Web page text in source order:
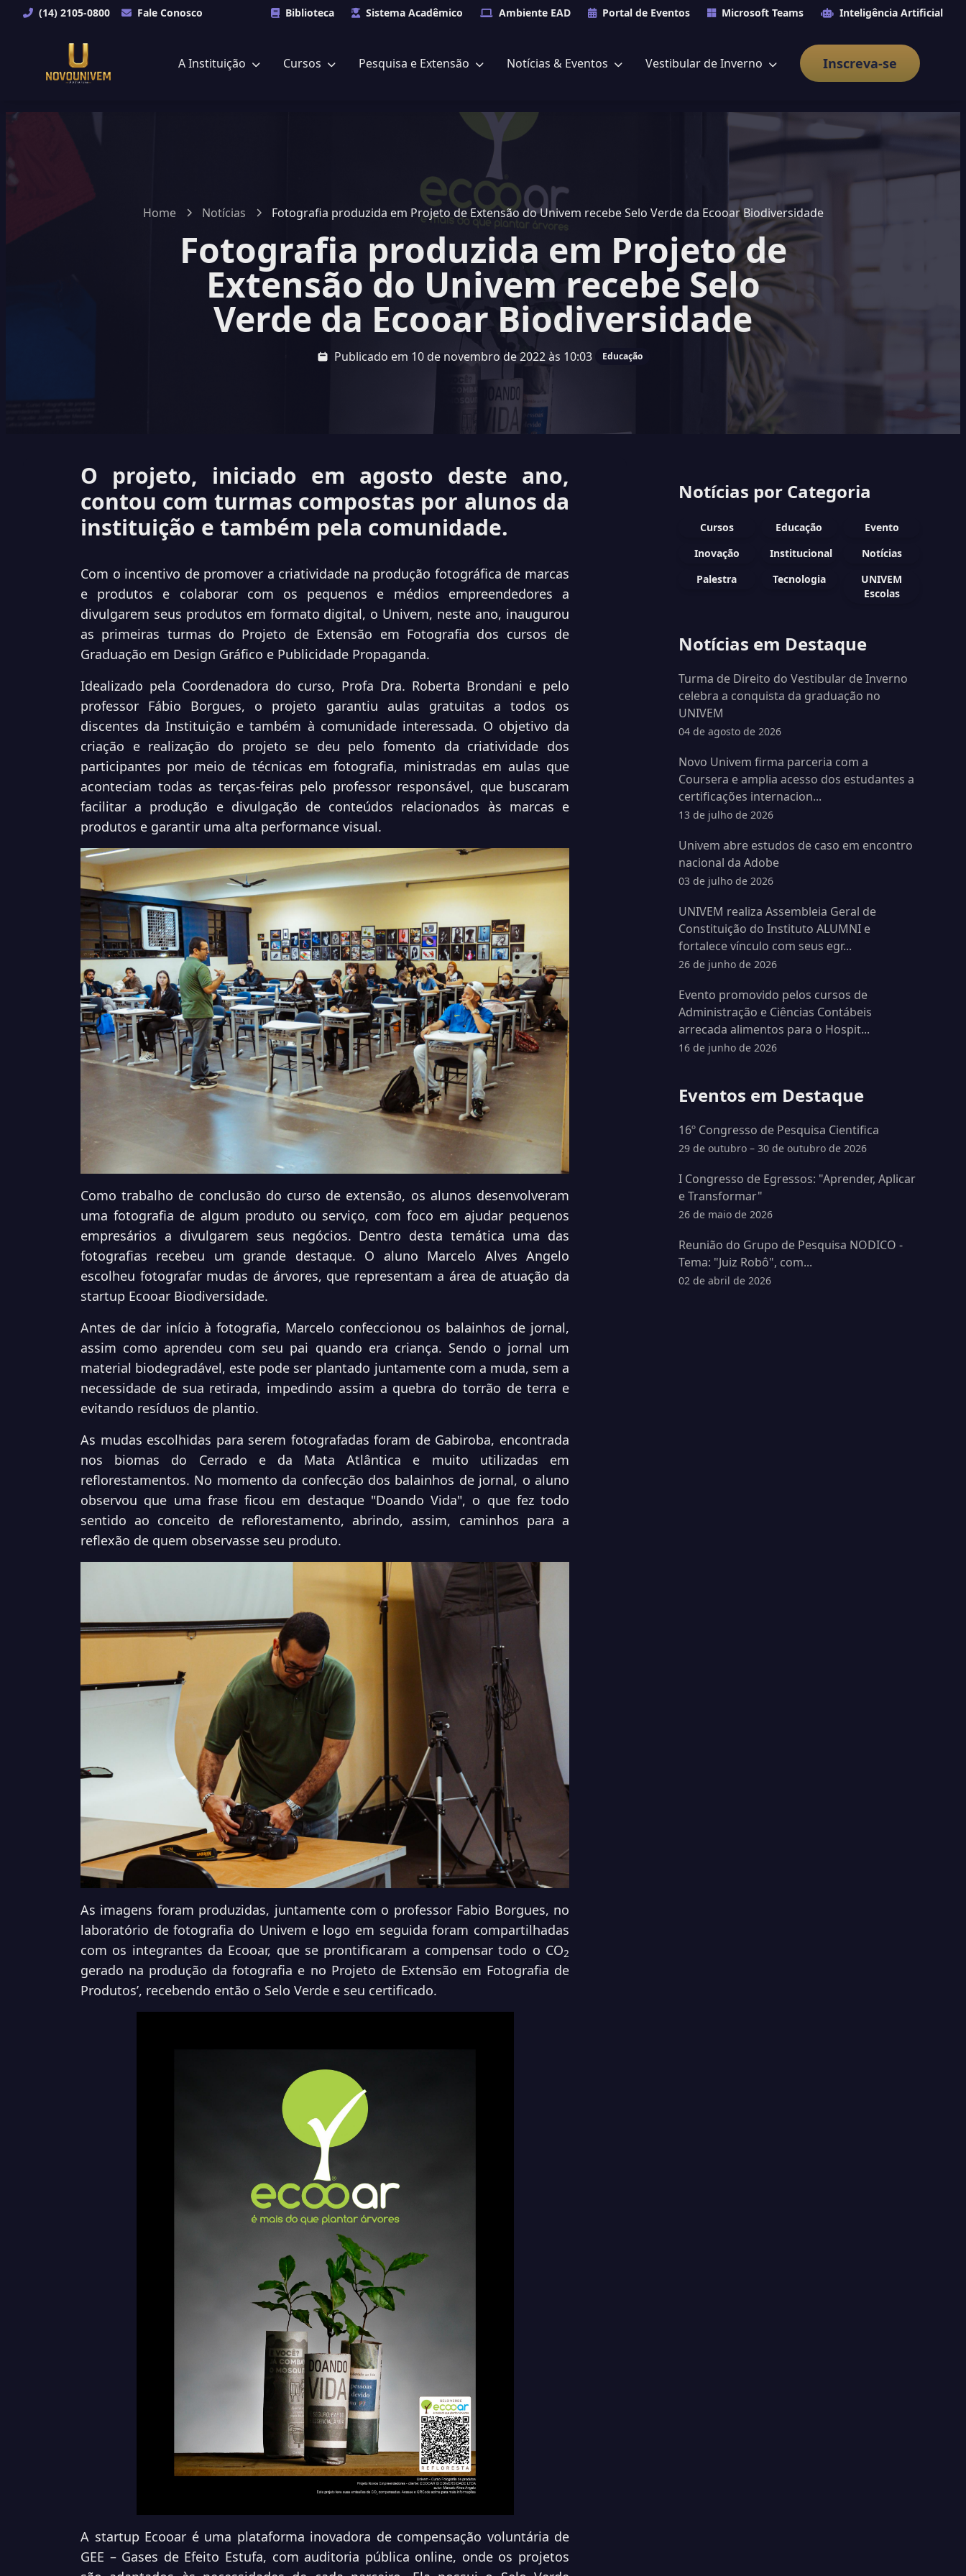
(14) 2105-0800 Fale Conosco Biblioteca Sistema Acadêmico Ambiente EAD Portal de Eventos Microsoft Teams Inteligência Artificial
A Instituição Cursos Pesquisa e Extensão Notícias & Eventos Vestibular de Inverno Inscreva-se
Home Notícias Fotografia produzida em Projeto de Extensão do Univem recebe Selo Verde da Ecooar Biodiversidade
Fotografia produzida em Projeto de
Extensão do Univem recebe Selo
Verde da Ecooar Biodiversidade
Publicado em 10 de novembro de 2022 às 10:03 Educação
O projeto, iniciado em agosto deste ano,
contou com turmas compostas por alunos da
instituição e também pela comunidade.
Com o incentivo de promover a criatividade na produção fotográfica de marcas
e produtos e colaborar com os pequenos e médios empreendedores a
divulgarem seus produtos em formato digital, o Univem, neste ano, inaugurou
as primeiras turmas do Projeto de Extensão em Fotografia dos cursos de
Graduação em Design Gráfico e Publicidade Propaganda.
Idealizado pela Coordenadora do curso, Profa Dra. Roberta Brondani e pelo
professor Fábio Borgues, o projeto garantiu aulas gratuitas a todos os
discentes da Instituição e também à comunidade interessada. O objetivo da
criação e realização do projeto se deu pelo fomento da criatividade dos
participantes por meio de técnicas em fotografia, ministradas em aulas que
aconteciam todas as terças-feiras pelo professor responsável, que buscaram
facilitar a produção e divulgação de conteúdos relacionados às marcas e
produtos e garantir uma alta performance visual.
Como trabalho de conclusão do curso de extensão, os alunos desenvolveram
uma fotografia de algum produto ou serviço, com foco em ajudar pequenos
empresários a divulgarem seus negócios. Dentro desta temática uma das
fotografias recebeu um grande destaque. O aluno Marcelo Alves Angelo
escolheu fotografar mudas de árvores, que representam a área de atuação da
startup Ecooar Biodiversidade.
Antes de dar início à fotografia, Marcelo confeccionou os balainhos de jornal,
assim como aprendeu com seu pai quando era criança. Sendo o jornal um
material biodegradável, este pode ser plantado juntamente com a muda, sem a
necessidade de sua retirada, impedindo assim a quebra do torrão de terra e
evitando resíduos de plantio.
As mudas escolhidas para serem fotografadas foram de Gabiroba, encontrada
nos biomas do Cerrado e da Mata Atlântica e muito utilizadas em
reflorestamentos. No momento da confecção dos balainhos de jornal, o aluno
observou que uma frase ficou em destaque "Doando Vida", o que fez todo
sentido ao conceito de reflorestamento, abrindo, assim, caminhos para a
reflexão de quem observasse seu produto.
As imagens foram produzidas, juntamente com o professor Fabio Borgues, no
laboratório de fotografia do Univem e logo em seguida foram compartilhadas
com os integrantes da Ecooar, que se prontificaram a compensar todo o CO2
gerado na produção da fotografia e no Projeto de Extensão em Fotografia de
Produtos’, recebendo então o Selo Verde e seu certificado.
A startup Ecooar é uma plataforma inovadora de compensação voluntária de
GEE – Gases de Efeito Estufa, com auditoria pública online, onde os projetos
Notícias por Categoria
Cursos Educação
Evento
Inovação
Institucional
Notícias
Palestra
Tecnologia
UNIVEM
Escolas
Notícias em Destaque
Turma de Direito do Vestibular de Inverno
celebra a conquista da graduação no
UNIVEM
04 de agosto de 2026
Novo Univem firma parceria com a
Coursera e amplia acesso dos estudantes a
certificações internacion...
13 de julho de 2026
Univem abre estudos de caso em encontro
nacional da Adobe
03 de julho de 2026
UNIVEM realiza Assembleia Geral de
Constituição do Instituto ALUMNI e
fortalece vínculo com seus egr...
26 de junho de 2026
Evento promovido pelos cursos de
Administração e Ciências Contábeis
arrecada alimentos para o Hospit...
16 de junho de 2026
Eventos em Destaque
16º Congresso de Pesquisa Cientifica
29 de outubro – 30 de outubro de 2026
I Congresso de Egressos: "Aprender, Aplicar
e Transformar"
26 de maio de 2026
Reunião do Grupo de Pesquisa NODICO -
Tema: "Juiz Robô", com...
02 de abril de 2026